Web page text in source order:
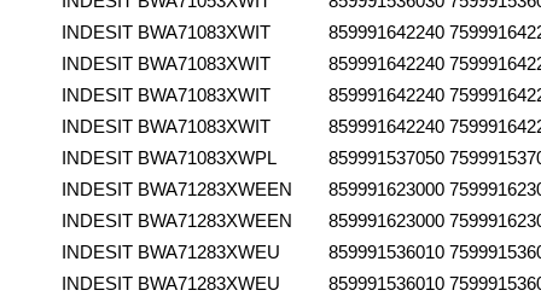
INDESIT BWA71083XWIT 859991642240
INDESIT BWA71083XWIT 859991642240
INDESIT BWA71083XWIT 859991642240
INDESIT BWA71083XWIT 859991642240
INDESIT BWA71083XWPL 859991537050
INDESIT BWA71283XWEEN 859991623000
INDESIT BWA71283XWEEN 859991623000
INDESIT BWA71283XWEU 859991536010
INDESIT BWA71283XWEU 859991536010